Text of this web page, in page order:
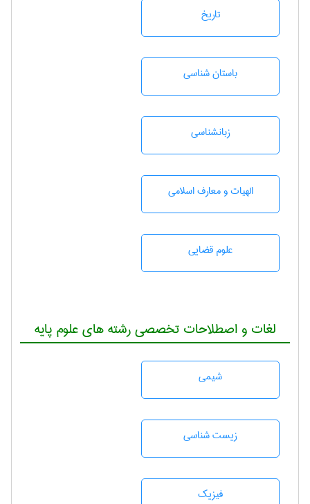
تاريخ
باستان شناسی
زبانشناسی
الهیات و معارف اسلامی
علوم قضایی
لغات و اصطلاحات تخصصی رشته های علوم پایه
شيمی
زيست شناسی
فیزیک